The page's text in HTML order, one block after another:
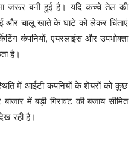
जरूर बनी हुई है। यदि कच्चे तेल की
और चालू खाते के घाटे को लेकर चिंताएं
कंपनियों, एयरलाइंस और उपभोक्ता
है।
में आईटी कंपनियों के शेयरों को कुछ
में बड़ी गिरावट की बजाय सीमित
रही है।